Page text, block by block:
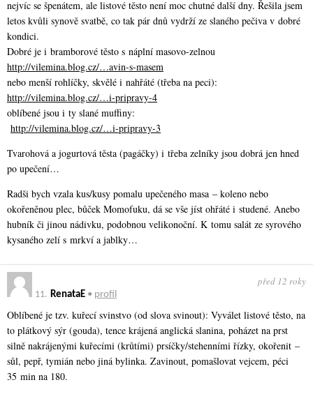
nejvíc se špenátem, ale listové těsto není moc chutné další dny. Řešila jsem
letos kvůli synově svatbě, co tak pár dnů vydrží ze slaného pečiva v dobré
kondici.
Dobré je i bramborové těsto s náplní masovo-zelnou
http://vilemina.blog.cz/…avin-s-masem
nebo menší rohlíčky, skvělé i nahřáté (třeba na peci):
http://vilemina.blog.cz/…i-pripravy-4
oblíbené jsou i ty slané muffiny:
http://vilemina.blog.cz/…i-pripravy-3
Tvarohová a jogurtová těsta (pagáčky) i třeba zelníky jsou dobrá jen hned
po upečení…
Radši bych vzala kus/kusy pomalu upečeného masa – koleno nebo
okořeněnou plec, bůček Momofuku, dá se vše jíst ohřáté i studené. Anebo
hubník či jinou nádivku, podobnou velikonoční. K tomu salát ze syrového
kysaného zelí s mrkví a jablky…
11. RenataE • profil
před 12 roky
Oblíbené je tzv. kuřecí svinstvo (od slova svinout): Vyválet listové těsto, na
to plátkový sýr (gouda), tence krájená anglická slanina, poházet na prst
silně nakrájenými kuřecími (krůtími) prsíčky/stehenními řízky, okořenit –
sůl, pepř, tymián nebo jiná bylinka. Zavinout, pomašlovat vejcem, péci
35 min na 180.